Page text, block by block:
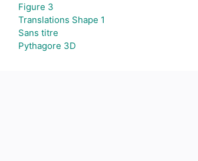
Figure 3
Translations Shape 1
Sans titre
Pythagore 3D